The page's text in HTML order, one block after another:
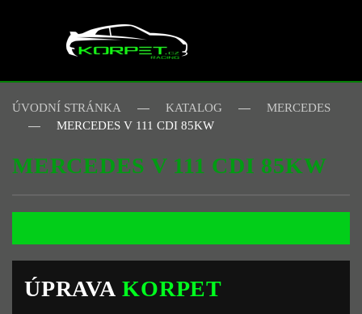
Skip to main content
ÚVODNÍ STRÁNKA KATALOG
MERCEDES
MERCEDES V 111 CDI 85KW
MERCEDES V 111 CDI 85KW
ÚPRAVAKORPET